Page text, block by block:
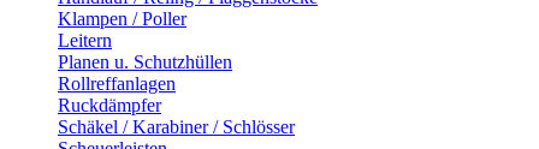
Klampen / Poller
Leitern
Planen u. Schutzhüllen
Rollreffanlagen
Ruckdämpfer
Schäkel / Karabiner / Schlösser